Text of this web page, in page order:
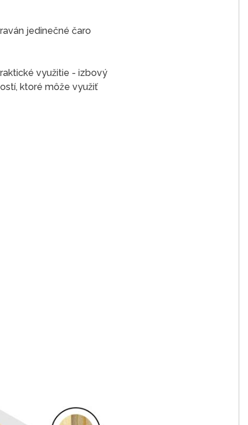
jedinečné čaro
využitie - izbový
ktoré môže využiť